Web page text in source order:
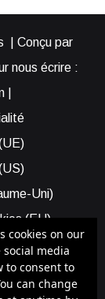
| Conçu par
nous écrire :
Uni)
(EU)
(US)
Capitale
cookies on our
media
to consent to
can change